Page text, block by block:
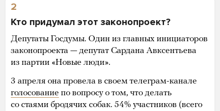
2
Кто придумал этот законопроект?
Депутаты Госдумы. Один из главных инициаторов
законопроекта — депутат Сардана Авксентьева
из партии «Новые люди».
3 апреля она провела в своем телеграм-канале
голосование по вопросу о том, что делать
со стаями бродячих собак. 54% участников (всего